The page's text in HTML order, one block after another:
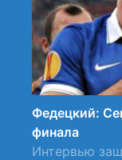
Федецкий:
финала
Интервью